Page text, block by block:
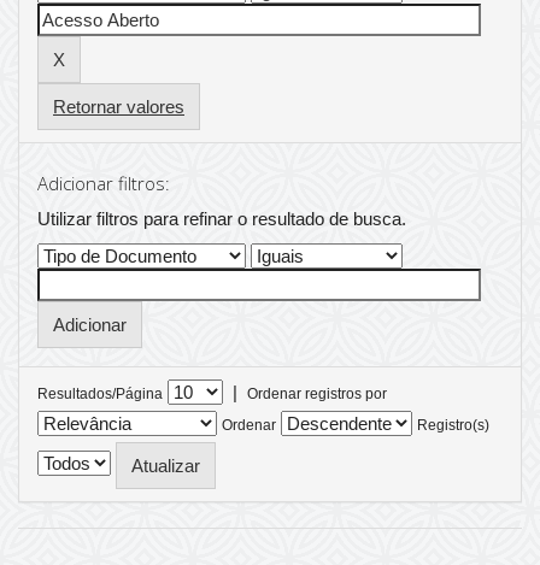
Retornar valores
Adicionar filtros:
Utilizar filtros para refinar o resultado de busca.
Resultados/Página |
Ordenar registros por
Ordenar
Registro(s)